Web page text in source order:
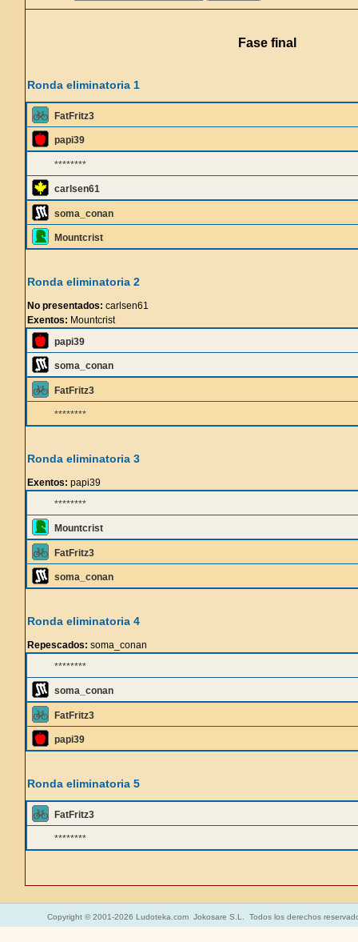
Fase final
Ronda eliminatoria 1
FatFritz3
papi39
********
carlsen61
soma_conan
Mountcrist
Ronda eliminatoria 2
No presentados: carlsen61
Exentos: Mountcrist
papi39
soma_conan
FatFritz3
********
Ronda eliminatoria 3
Exentos: papi39
********
Mountcrist
FatFritz3
soma_conan
Ronda eliminatoria 4
Repescados: soma_conan
********
soma_conan
FatFritz3
papi39
Ronda eliminatoria 5
FatFritz3
********
Copyright © 2001-2026 Ludoteka.com Jokosare S.L. Todos los derechos